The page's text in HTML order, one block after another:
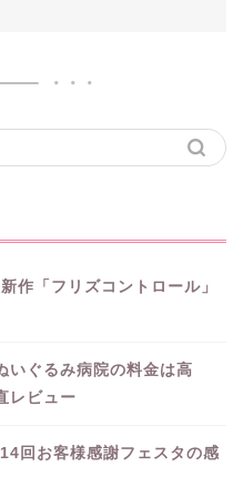
作「フリズコントロール」
いぐるみ病院の料金は高
レビュー
回お客様感謝フェスタの感